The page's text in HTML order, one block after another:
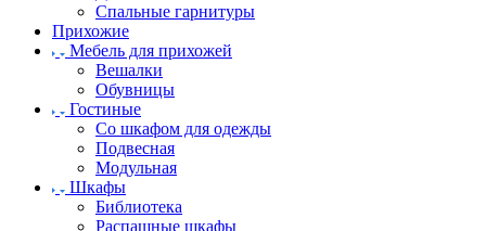
Спальные гарнитуры
Прихожие
Мебель для прихожей
Вешалки
Обувницы
Гостиные
Со шкафом для одежды
Подвесная
Модульная
Шкафы
Библиотека
Распашные шкафы